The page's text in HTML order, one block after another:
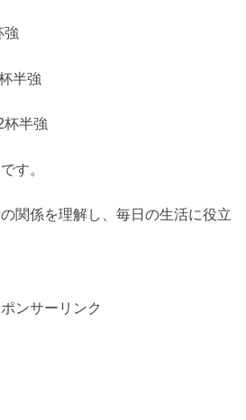
強
半強
杯半強
す。
関係を理解し、毎日の生活に役立
ンサーリンク